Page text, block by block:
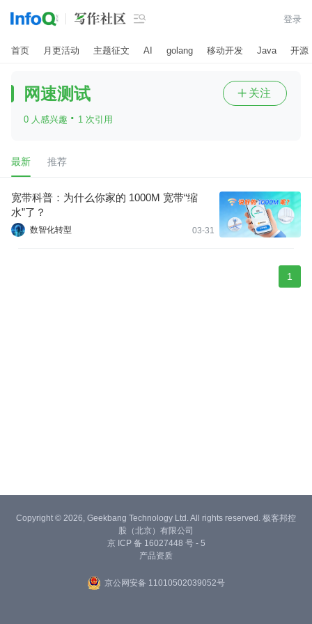
 登录
首页 月更活动 主题征文 AI golang 移动开发 Java 开源
网速测试
0 人感兴趣 · 1 次引用
 关注
最新 推荐
宽带科普：为什么你家的 1000M 宽带“缩
水”了？
数智化转型 03-31
1
Copyright © 2026, Geekbang Technology Ltd. All rights reserved. 极客邦控
股（北京）有限公司
京 ICP 备 16027448 号 - 5
产品资质
京公网安备 11010502039052号